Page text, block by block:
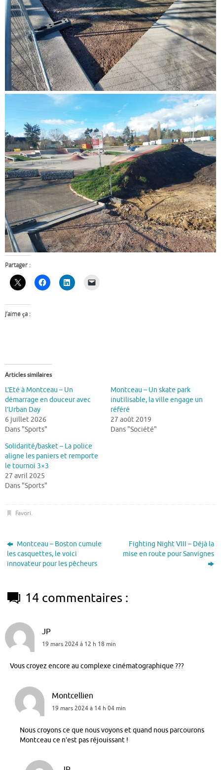
Partager :
J’aime ça :
Articles similaires
L’Eté à Montceau – Un
démarrage en douceur avec
l’Urban Day
6 juillet 2026
Dans "Sports"
Montceau – Un skate park
inutilisable, la ville engage un
référé
27 août 2019
Dans "Société"
Solidarité/basket – La police
aligne les paniers et remporte
le tournoi 3×3
27 avril 2025
Dans "Sports"
Favori.
Montceau – Boston cumule
les casquettes, le voici
innovateur pour les pêcheurs
Fighting Night VIII – Déjà la
mise en route pour Sanvignes
14 commentaires :
JP
19 mars 2024 à 12 h 18 min
Vous croyez encore au complexe cinématographique ???
Montcellien
19 mars 2024 à 14 h 04 min
Nous croyons ce que nous voyons et quand nous parcourons
Montceau ce n’est pas réjouissant !